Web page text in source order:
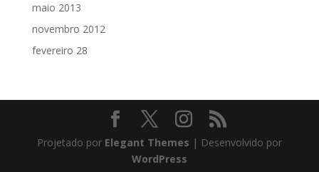
maio 2013
novembro 2012
fevereiro 28
Projetado por Elegant Themes | Desenvolvido por
WordPress